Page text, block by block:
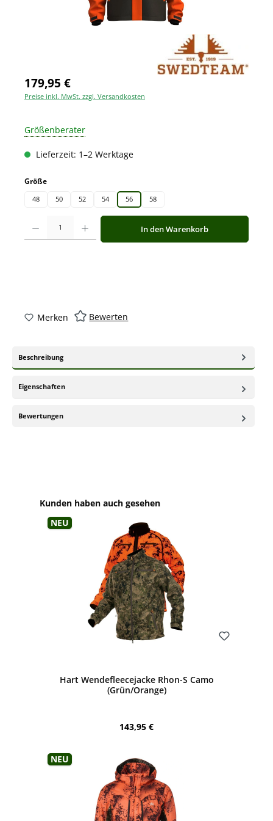
179,95 €
Preise inkl. MwSt. zzgl. Versandkosten
Größenberater
Lieferzeit: 1–2 Werktage
Größeauswählen
48 50 52 54 56 58
Produkt Anzahl: Gib den gewünschten Wert ein oder benutze die
In den Warenkorb
Merken Bewerten
Beschreibung
Eigenschaften
Bewertungen
Produktgalerie überspringen
Kunden haben auch gesehen
Neu
Hart Wendefleecejacke Rhon-S Camo
(Grün/Orange)
Regulärer Preis:
143,95 €
Neu